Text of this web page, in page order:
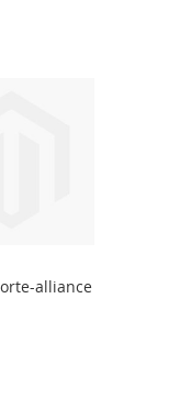
alliance